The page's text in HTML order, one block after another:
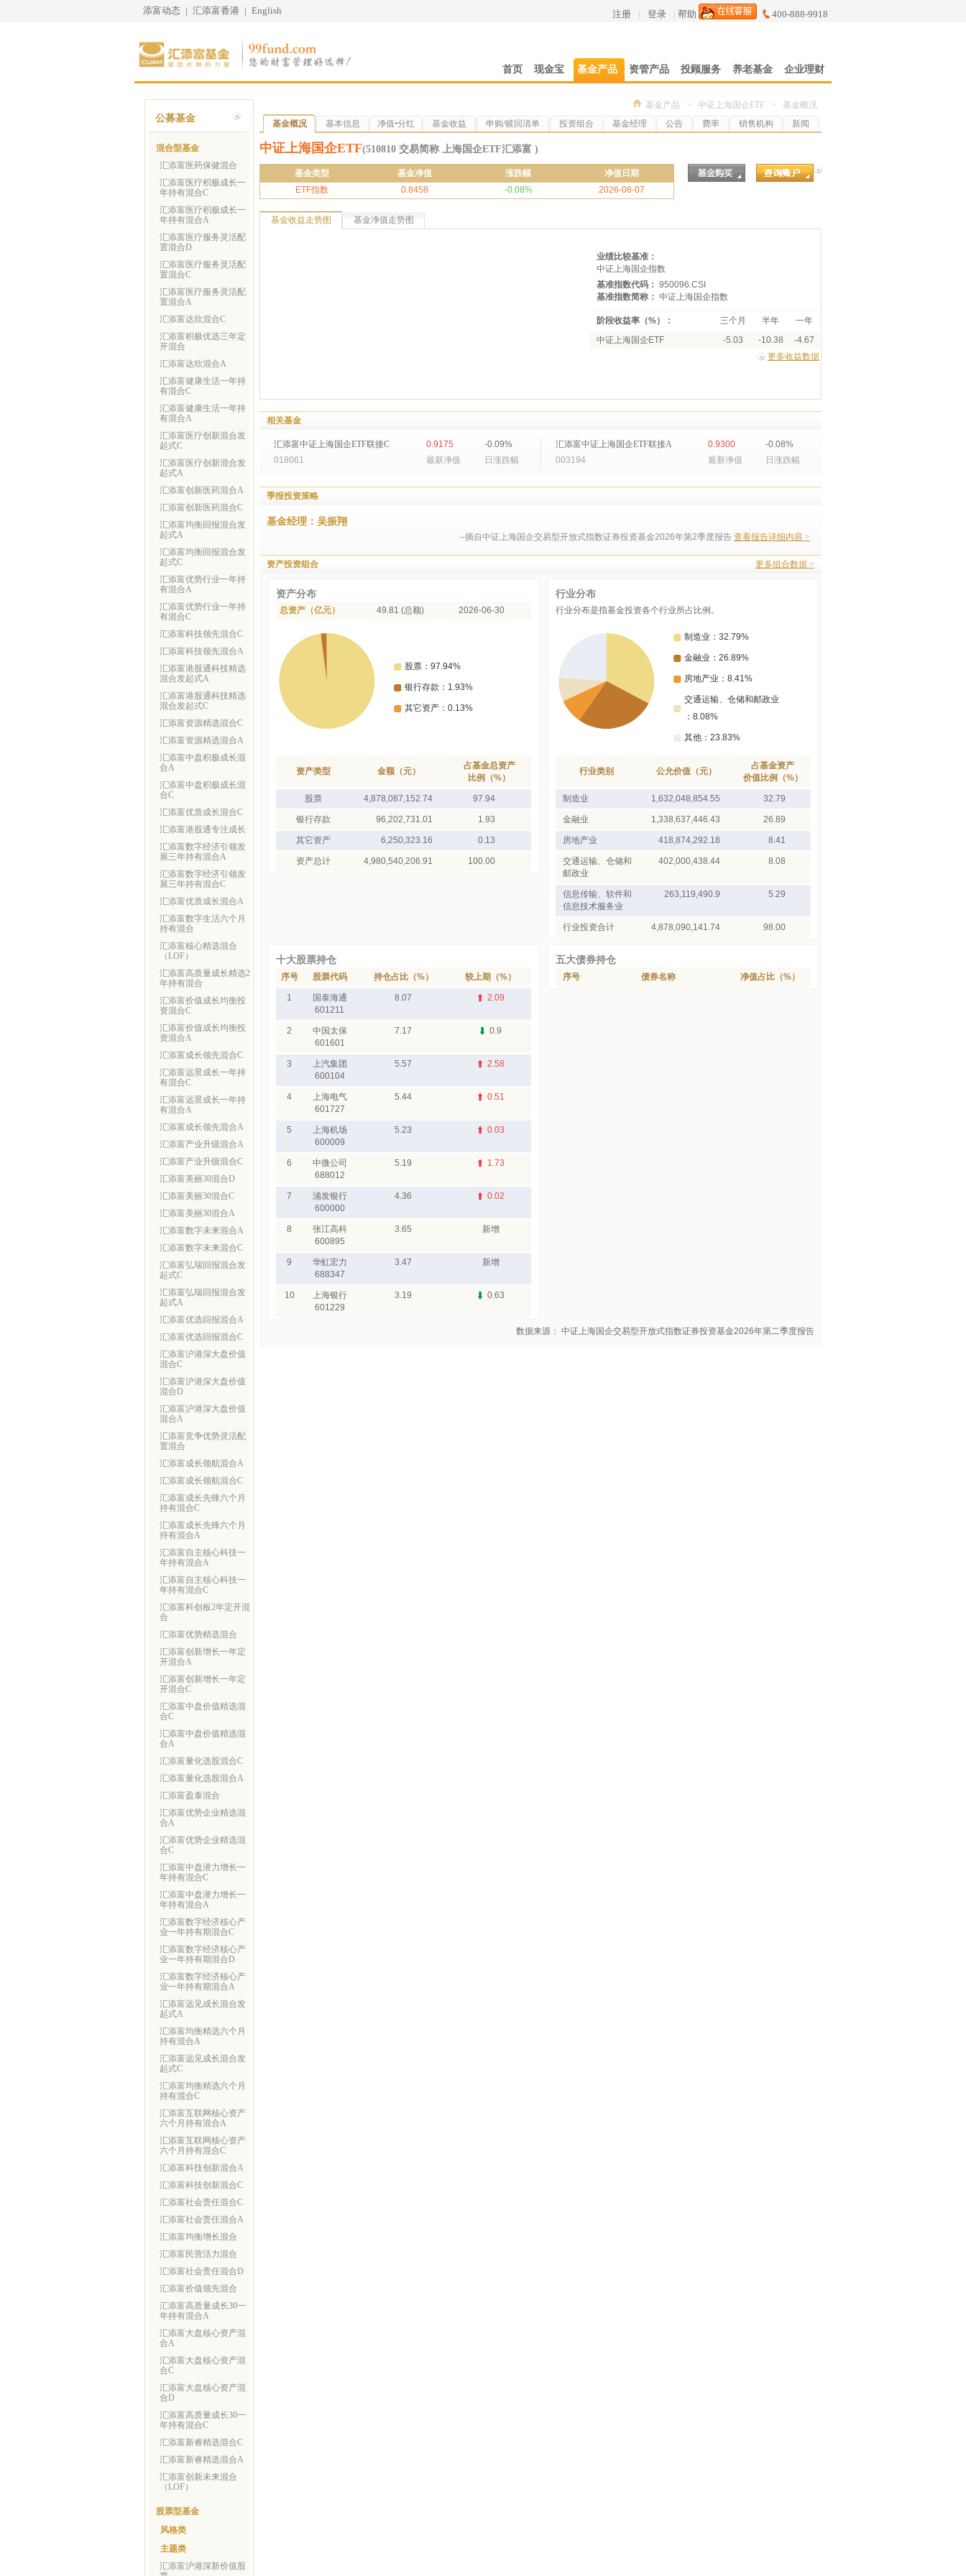
添富动态 | 汇添富香港 | English 注册 | 登录 | 帮助 400-888-9918
首页 现金宝 基金产品 资管产品 投顾服务 养老基金 企业理财
公募基金
混合型基金
汇添富医药保健混合
汇添富医疗积极成长一
年持有混合C
汇添富医疗积极成长一
年持有混合A
汇添富医疗服务灵活配
置混合D
汇添富医疗服务灵活配
置混合C
汇添富医疗服务灵活配
置混合A
汇添富达欣混合C
汇添富积极优选三年定
开混合
汇添富达欣混合A
汇添富健康生活一年持
有混合C
汇添富健康生活一年持
有混合A
汇添富医疗创新混合发
起式C
汇添富医疗创新混合发
起式A
汇添富创新医药混合A
汇添富创新医药混合C
汇添富均衡回报混合发
起式A
汇添富均衡回报混合发
起式C
汇添富优势行业一年持
有混合A
汇添富优势行业一年持
有混合C
汇添富科技领先混合C
汇添富科技领先混合A
汇添富港股通科技精选
混合发起式A
汇添富港股通科技精选
混合发起式C
汇添富资源精选混合C
汇添富资源精选混合A
汇添富中盘积极成长混
合A
汇添富中盘积极成长混
合C
汇添富优质成长混合C
汇添富港股通专注成长
汇添富数字经济引领发
展三年持有混合A
汇添富数字经济引领发
展三年持有混合C
汇添富优质成长混合A
汇添富数字生活六个月
持有混合
汇添富核心精选混合
（LOF）
汇添富高质量成长精选2
年持有混合
汇添富价值成长均衡投
资混合C
汇添富价值成长均衡投
资混合A
汇添富成长领先混合C
汇添富远景成长一年持
有混合C
汇添富远景成长一年持
有混合A
汇添富成长领先混合A
汇添富产业升级混合A
汇添富产业升级混合C
汇添富美丽30混合D
汇添富美丽30混合C
汇添富美丽30混合A
汇添富数字未来混合A
汇添富数字未来混合C
汇添富弘瑞回报混合发
起式C
汇添富弘瑞回报混合发
起式A
汇添富优选回报混合A
汇添富优选回报混合C
汇添富沪港深大盘价值
混合C
汇添富沪港深大盘价值
混合D
汇添富沪港深大盘价值
混合A
汇添富竞争优势灵活配
置混合
汇添富成长领航混合A
汇添富成长领航混合C
汇添富成长先锋六个月
持有混合C
汇添富成长先锋六个月
持有混合A
汇添富自主核心科技一
年持有混合A
汇添富自主核心科技一
年持有混合C
汇添富科创板2年定开混
合
汇添富优势精选混合
汇添富创新增长一年定
开混合A
汇添富创新增长一年定
开混合C
汇添富中盘价值精选混
合C
汇添富中盘价值精选混
合A
汇添富量化选股混合C
汇添富量化选股混合A
汇添富盈泰混合
汇添富优势企业精选混
合A
汇添富优势企业精选混
合C
汇添富中盘潜力增长一
年持有混合C
汇添富中盘潜力增长一
年持有混合A
汇添富数字经济核心产
业一年持有期混合C
汇添富数字经济核心产
业一年持有期混合D
汇添富数字经济核心产
业一年持有期混合A
汇添富远见成长混合发
起式A
汇添富均衡精选六个月
持有混合A
汇添富远见成长混合发
起式C
汇添富均衡精选六个月
持有混合C
汇添富互联网核心资产
六个月持有混合A
汇添富互联网核心资产
六个月持有混合C
汇添富科技创新混合A
汇添富科技创新混合C
汇添富社会责任混合C
汇添富社会责任混合A
汇添富均衡增长混合
汇添富民营活力混合
汇添富社会责任混合D
汇添富价值领先混合
汇添富高质量成长30一
年持有混合A
汇添富大盘核心资产混
合A
汇添富大盘核心资产混
合C
汇添富大盘核心资产混
合D
汇添富高质量成长30一
年持有混合C
汇添富新睿精选混合C
汇添富新睿精选混合A
汇添富创新未来混合
（LOF）
股票型基金
风格类
主题类
汇添富沪港深新价值股
基金产品 > 中证上海国企ETF > 基金概况
基金概况 基本信息 净值•分红 基金收益 申购/赎回清单 投资组合 基金经理 公告 费率 销售机构 新闻
中证上海国企ETF(510810 交易简称 上海国企ETF汇添富 )
基金类型 基金净值 涨跌幅
净值日期
ETF指数
0.8458 -0.08% 2026-08-07
基金收益走势图 基金净值走势图
业绩比较基准：
中证上海国企指数
基准指数代码：
950096.CSI
基准指数简称：
中证上海国企指数
阶段收益率（%）： 三个月 半年 一年
中证上海国企ETF -5.03 -10.38
-4.67
更多收益数据
相关基金
汇添富中证上海国企ETF联接C
018061
0.9175
最新净值
-0.09%
日涨跌幅
汇添富中证上海国企ETF联接A
003194
0.9300
最新净值
-0.08%
日涨跌幅
季报投资策略
基金经理：吴振翔
--摘自中证上海国企交易型开放式指数证券投资基金2026年第2季度报告 查看报告详细内容 >
资产投资组合 更多组合数据 >
资产分布
总资产（亿元） 49.81 (总额) 2026-06-30
资产类型 金额（元）
占基金总资产
比例（%）
股票 4,878,087,152.74 97.94
银行存款 96,202,731.01 1.93
其它资产 6,250,323.16 0.13
资产总计 4,980,540,206.91 100.00
行业分布
行业分布是指基金投资各个行业所占比例。
行业类别 公允价值（元）
占基金资产
价值比例（%）
制造业 1,632,048,854.55 32.79
金融业 1,338,637,446.43 26.89
房地产业 418,874,292.18 8.41
交通运输、仓储和
邮政业
402,000,438.44 8.08
信息传输、软件和
信息技术服务业
263,119,490.9 5.29
行业投资合计 4,878,090,141.74 98.00
十大股票持仓
序号 股票代码 持仓占比（%） 较上期（%）
1
国泰海通
601211
8.07 2.09
2
中国太保
601601
7.17 0.9
3
上汽集团
600104
5.57 2.58
4
上海电气
601727
5.44 0.51
5
上海机场
600009
5.23 0.03
6
中微公司
688012
5.19 1.73
7
浦发银行
600000
4.36 0.02
8
张江高科
600895
3.65 新增
9
华虹宏力
688347
3.47 新增
10
上海银行
601229
3.19 0.63
五大债券持仓
序号 债券名称 净值占比（%）
数据来源： 中证上海国企交易型开放式指数证券投资基金2026年第二季度报告